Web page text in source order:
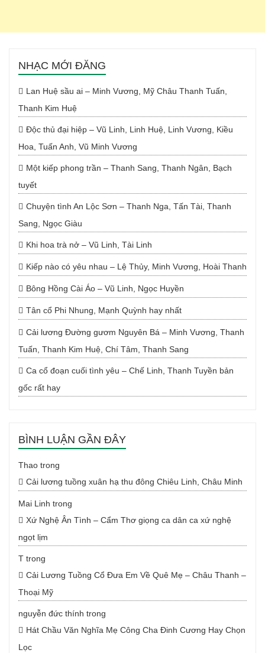
NHẠC MỚI ĐĂNG
Lan Huệ sầu ai – Minh Vương, Mỹ Châu Thanh Tuấn,
Thanh Kim Huệ
Độc thủ đại hiệp – Vũ Linh, Linh Huệ, Linh Vương, Kiều
Hoa, Tuấn Anh, Vũ Minh Vương
Một kiếp phong trần – Thanh Sang, Thanh Ngân, Bạch
tuyết
Chuyện tình An Lộc Sơn – Thanh Nga, Tấn Tài, Thanh
Sang, Ngọc Giàu
Khi hoa trà nở – Vũ Linh, Tài Linh
Kiếp nào có yêu nhau – Lệ Thủy, Minh Vương, Hoài Thanh
Bông Hồng Cài Áo – Vũ Linh, Ngọc Huyền
Tân cổ Phi Nhung, Mạnh Quỳnh hay nhất
Cải lương Đường gươm Nguyên Bá – Minh Vương, Thanh
Tuấn, Thanh Kim Huệ, Chí Tâm, Thanh Sang
Ca cổ đoạn cuối tình yêu – Chế Linh, Thanh Tuyền bản
gốc rất hay
BÌNH LUẬN GẦN ĐÂY
Thao trong
Cải lương tuồng xuân hạ thu đông Chiêu Linh, Châu Minh
Mai Linh trong
Xứ Nghệ Ân Tình – Cẩm Thơ giọng ca dân ca xứ nghệ
ngọt lịm
T trong
Cải Lương Tuồng Cổ Đưa Em Về Quê Mẹ – Châu Thanh –
Thoại Mỹ
nguyễn đức thính trong
Hát Chầu Văn Nghĩa Mẹ Công Cha Đinh Cương Hay Chọn
Lọc